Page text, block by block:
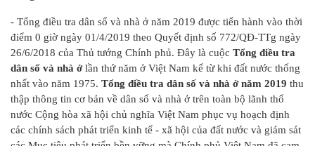
- Tổng điều tra dân số và nhà ở năm 2019 được tiến hành vào thời
điểm 0 giờ ngày 01/4/2019 theo Quyết định số 772/QĐ-TTg ngày
26/6/2018 của Thủ tướng Chính phủ. Đây là cuộc Tổng điều tra
dân số và nhà ởlần thứ năm ở Việt Nam kể từ khi đất nước thống
nhất vào năm 1975. Tổng điều tra dân số và nhà ở năm 2019 thu
thập thông tin cơ bản về dân số và nhà ở trên toàn bộ lãnh thổ
nước Cộng hòa xã hội chủ nghĩa Việt Nam phục vụ hoạch định
các chính sách phát triển kinh tế - xã hội của đất nước và giám sát